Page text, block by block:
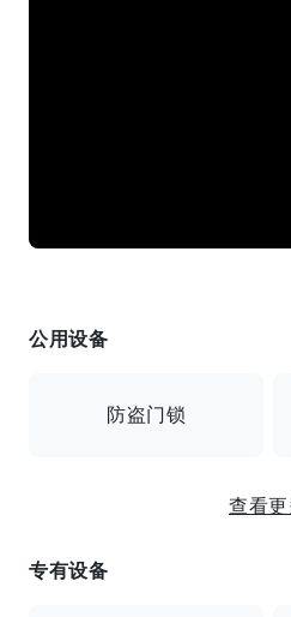
公用设备
防盗门锁
查看更
专有设备